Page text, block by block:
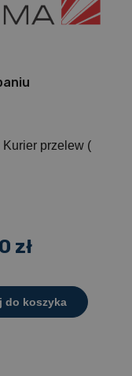
Kurier przelew (
zł
do koszyka